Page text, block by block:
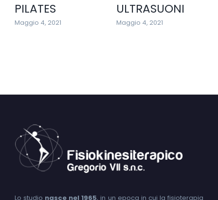
PILATES
Maggio 4, 2021
ULTRASUONI
Maggio 4, 2021
Lo studio nasce nel 1965, in un epoca in cui la fisioterapia